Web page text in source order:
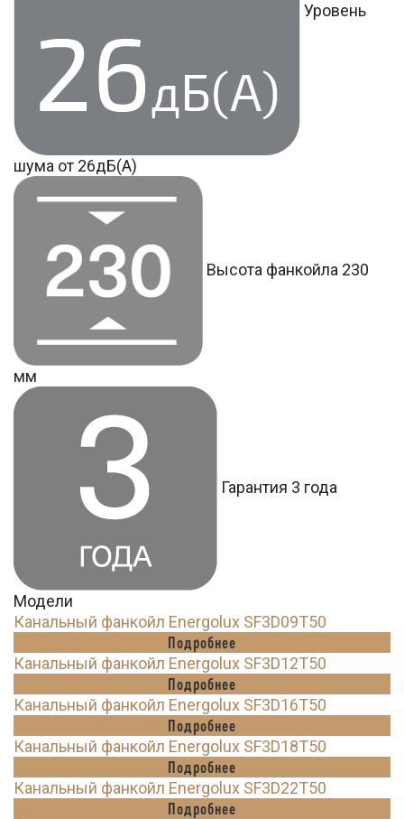
Уровень
шума от 26дБ(А)
Высота фанкойла 230
мм
Гарантия 3 года
Модели
Канальный фанкойл Energolux SF3D09T50
Подробнее
Канальный фанкойл Energolux SF3D12T50
Подробнее
Канальный фанкойл Energolux SF3D16T50
Подробнее
Канальный фанкойл Energolux SF3D18T50
Подробнее
Канальный фанкойл Energolux SF3D22T50
Подробнее